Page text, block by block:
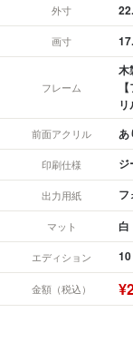
外寸
画寸
フレーム
木
前面アクリル あ
印刷仕様 ジ
出力用紙 フ
マット
エディション 10
金額（税込）